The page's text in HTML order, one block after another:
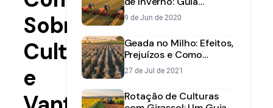
Sobre
Cultivo
e
Completo para Escolher
a Semeadora Certa
9 de Jun de 2020
Geada no Milho: Efeitos,
Prejuízos e Como
Proteger sua Lavoura
27 de Jul de 2021
Rotação de Culturas